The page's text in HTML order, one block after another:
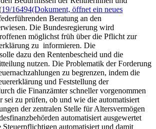
19/16494(Dokument, öffnet ein neues
Beratung an den
Die Bundesregierung wird
möglichst früh über die Pflicht zur
zu informieren. Die
dazu den Rentenbescheid und die
nutzen. Die Problematik der Forderung
zu begrenzen, indem die
und Feststellung der
die Finanzämter schneller vorgenommen
sei zu prüfen, ob und wie die automatisiert
der zentralen Stelle für Altersvermögen
automatisiert ausgewertet
Steuerpflichtigen automatisiert und damit